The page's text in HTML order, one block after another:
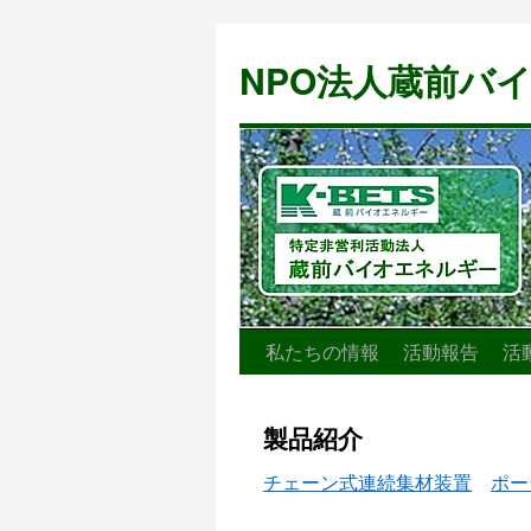
NPO法人蔵前バ
ン
私たちの情報 活動報告 活
製品紹介
チェーン式連続集材装置 ポ